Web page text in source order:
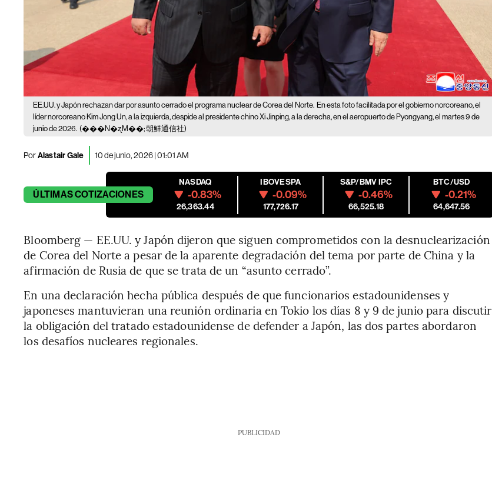
EE.UU. y Japón rechazan dar por asunto cerrado el programa nuclear de Corea del Norte. En esta foto facilitada por el gobierno norcoreano, el
líder norcoreano Kim Jong Un, a la izquierda, despide al presidente chino Xi Jinping, a la derecha, en el aeropuerto de Pyongyang, el martes 9 de
junio de 2026. (���N�ʐM��; 朝鮮通信社)
PorAlastair Gale 10 de junio, 2026 | 01:01 AM
ÚLTIMASCOTIZACIONES
NASDAQ
-0.83%
26,363.44
IBOVESPA
-0.09%
177,726.17
S&P/BMV IPC
-0.46%
66,525.18
BTC/USD
-0.21%
64,647.56
Bloomberg — EE.UU. y Japón dijeron que siguen comprometidos con la desnuclearización
de Corea del Norte a pesar de la aparente degradación del tema por parte de China y la
afirmación de Rusia de que se trata de un “asunto cerrado”.
En una declaración hecha pública después de que funcionarios estadounidenses y
japoneses mantuvieran una reunión ordinaria en Tokio los días 8 y 9 de junio para discutir
la obligación del tratado estadounidense de defender a Japón, las dos partes abordaron
los desafíos nucleares regionales.
PUBLICIDAD